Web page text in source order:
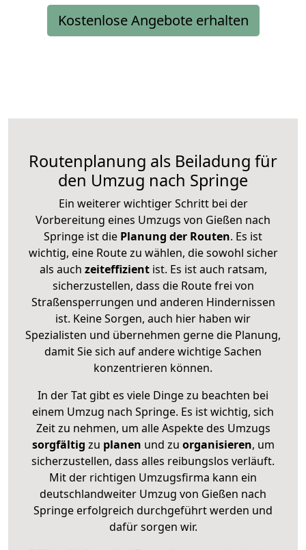
Kostenlose Angebote erhalten
Routenplanung als Beiladung für
den Umzug nach Springe
Ein weiterer wichtiger Schritt bei der
Vorbereitung eines Umzugs von Gießen nach
Springe ist die Planung der Routen. Es ist
wichtig, eine Route zu wählen, die sowohl sicher
als auch zeiteffizientist. Es ist auch ratsam,
sicherzustellen, dass die Route frei von
Straßensperrungen und anderen Hindernissen
ist. Keine Sorgen, auch hier haben wir
Spezialisten und übernehmen gerne die Planung,
damit Sie sich auf andere wichtige Sachen
konzentrieren können.
In der Tat gibt es viele Dinge zu beachten bei
einem Umzug nach Springe. Es ist wichtig, sich
Zeit zu nehmen, um alle Aspekte des Umzugs
sorgfältig zu planen und zu organisieren, um
sicherzustellen, dass alles reibungslos verläuft.
Mit der richtigen Umzugsfirma kann ein
deutschlandweiter Umzug von Gießen nach
Springe erfolgreich durchgeführt werden und
dafür sorgen wir.